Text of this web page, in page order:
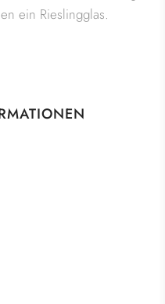
ein Rieslingglas.